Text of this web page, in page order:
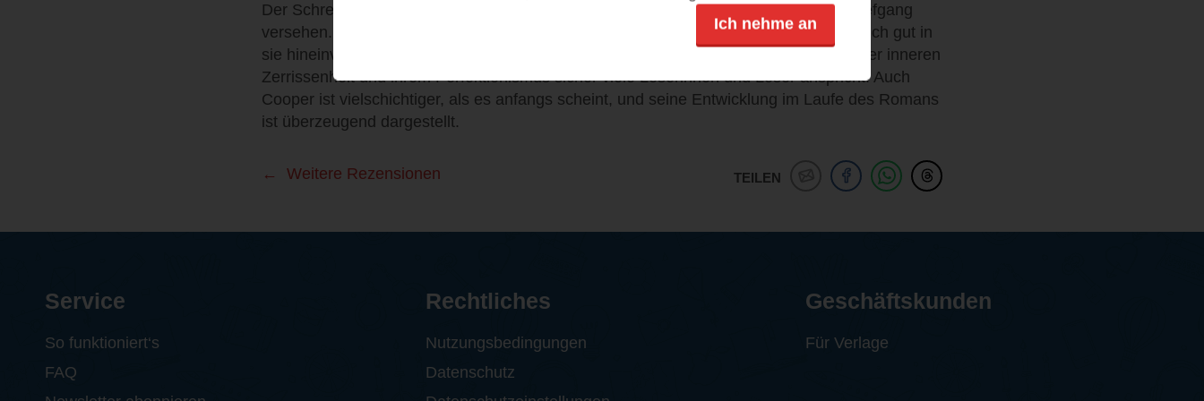
Der Schreibstil ist flüssig, emotional und mit einer guten Mischung aus Humor und Tiefgang
versehen. Die Autorin beschreibt die Gefühle der Figuren so authentisch, dass man sich gut in
sie hineinversetzen kann. Besonders Kaira ist eine greifbare Protagonistin, die mit ihrer inneren
Zerrissenheit und ihrem Perfektionismus sicher viele Leserinnen und Leser anspricht. Auch
Cooper ist vielschichtiger, als es anfangs scheint, und seine Entwicklung im Laufe des Romans
ist überzeugend dargestellt.
TEILEN
Weitere Rezensionen
Ich nehme an
Service
So funktioniert‘s
FAQ
Rechtliches
Nutzungsbedingungen
Datenschutz
Geschäftskunden
Für Verlage